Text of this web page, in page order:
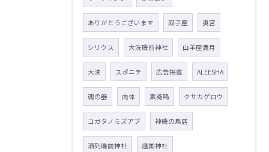
ありがとうございます 双子座 奥宮
シリウス 大洗磯前神社 山羊座満月
大洗 スポニチ 広告掲載 ALEESHA
魂の器 肉体 素戔嗚 クサカゲロウ
コガタノミズアブ 神磯の鳥居
酒列磯前神社 護国神社